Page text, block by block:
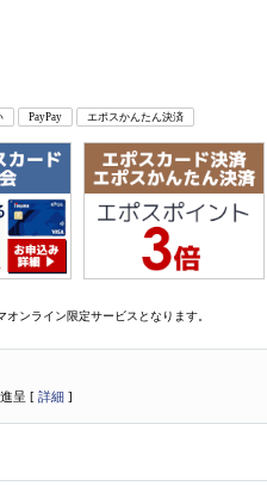
PayPay エポスかんたん決済
ンライン限定サービスとなります。
呈 [ 詳細 ]